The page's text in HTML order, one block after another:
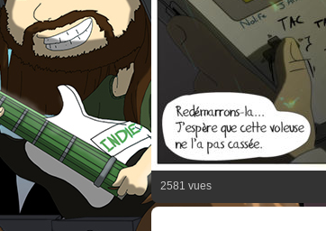
2581 vues